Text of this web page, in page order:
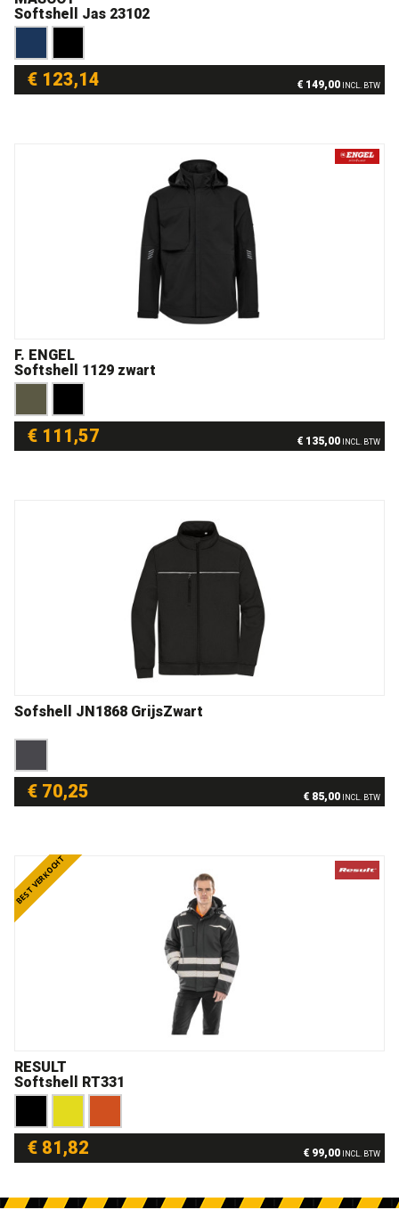
Softshell Jas 23102
€ 123,14 € 149,00 INCL. BTW
F. ENGEL
Softshell 1129 zwart
€ 111,57 € 135,00 INCL. BTW
Sofshell JN1868 GrijsZwart
€ 70,25 € 85,00 INCL. BTW
BEST VERKOCHT
RESULT
Softshell RT331
€ 81,82 € 99,00 INCL. BTW